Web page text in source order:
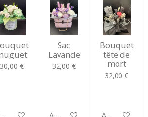
30,00 €
au panier
Sac
Lavande
32,00 €
Ajouter au panier
Bouquet
tête de
mort
32,00 €
Ajouter au